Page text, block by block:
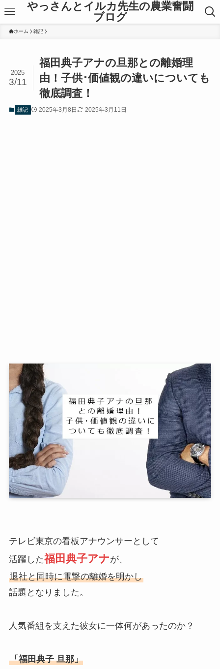
やっさんとイルカ先生の農業奮闘
ブログ
ホーム 雑記
福田典子アナの旦那との離婚理
由！子供･価値観の違いについても
徹底調査！
2025
3/11
雑記 2025年3月8日 2025年3月11日
テレビ東京の看板アナウンサーとして
活躍した福田典子アナが、
退社と同時に電撃の離婚を明かし
話題となりました。
人気番組を支えた彼女に一体何があったのか？
「福田典子 旦那」